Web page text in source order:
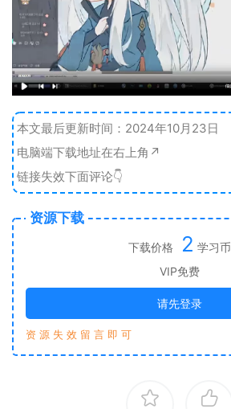
本文最后更新时间：2024年10月23日
电脑端下载地址在右上角↗️
链接失效下面评论👇
资源下载
下载价格 2 学习币
VIP免费
请先登录
资 源 失 效 留 言 即 可